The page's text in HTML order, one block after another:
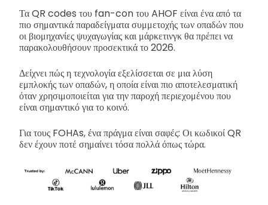
Τα QR codes του fan-con του AHOF είναι ένα από τα
πιο σημαντικά παραδείγματα συμμετοχής των οπαδών που
οι βιομηχανίες ψυχαγωγίας και μάρκετινγκ θα πρέπει να
παρακολουθήσουν προσεκτικά το 2026.
Δείχνει πώς η τεχνολογία εξελίσσεται σε μια λύση
εμπλοκής των οπαδών, η οποία είναι πιο αποτελεσματική
όταν χρησιμοποιείται για την παροχή περιεχομένου που
είναι σημαντικό για το κοινό.
Για τους FOHAs, ένα πράγμα είναι σαφές: Οι κωδικοί QR
δεν έχουν ποτέ σημαίνει τόσα πολλά όπως τώρα.